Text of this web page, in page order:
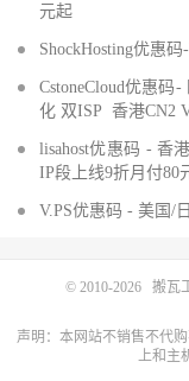
元起
ShockHosting优惠
CstoneCloud优惠码
化 双ISP 香港CN2
lisahost优惠码 - 香
IP段上线9折月付80
V.PS优惠码 - 美国/
© 2010-2026 搬瓦
声明：本网站不销售不代
上和主